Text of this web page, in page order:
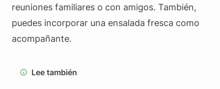
reuniones familiares o con amigos. También,
puedes incorporar una ensalada fresca como
acompañante.
Lee también